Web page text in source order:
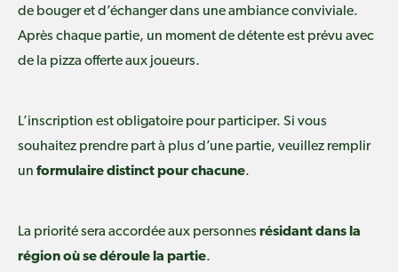
de bouger et d’échanger dans une ambiance conviviale.
Après chaque partie, un moment de détente est prévu avec
de la pizza offerte aux joueurs.
L’inscription est obligatoire pour participer. Si vous
souhaitez prendre part à plus d’une partie, veuillez remplir
un formulaire distinct pour chacune.
La priorité sera accordée aux personnes résidant dans la
région où se déroule la partie.